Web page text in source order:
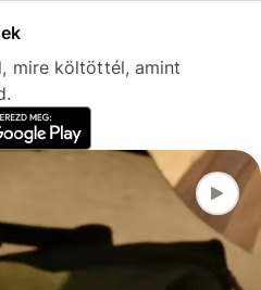
mire költöttél, amint